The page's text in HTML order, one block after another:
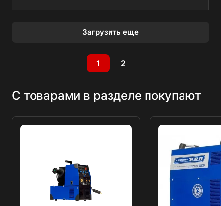
Загрузить еще
1 2
С товарами в разделе покупают